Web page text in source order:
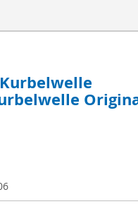
Kurbelwelle